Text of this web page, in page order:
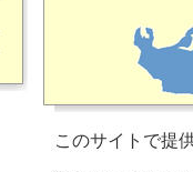
このサイトで提